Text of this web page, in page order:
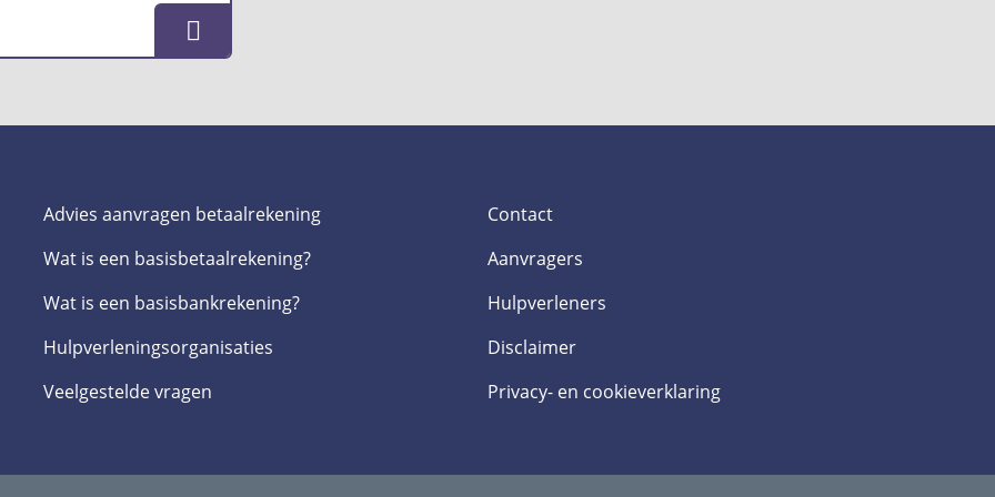
Advies aanvragen betaalrekening
Wat is een basis­betaalrekening?
Wat is een basis­bankrekening?
Hulpverlenings­organisaties
Veelgestelde­ vragen
Contact
Aanvragers
Hulpverleners
Disclaimer
Privacy- en cookieverklaring